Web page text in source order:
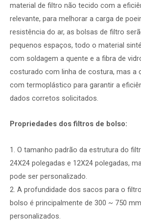
material de filtro não tecido com a
relevante, para melhorar a carga de
resistência do ar, as bolsas de filtro
pequenos espaços, todo o material
com soldagem a quente e a fibra de
costurado com linha de costura, mas a
com termoplástico para garantir a
dados corretos solicitados.
Propriedades dos filtros de bolso:
1. O tamanho padrão da estrutura do
24X24 polegadas e 12X24 polegadas,
pode ser personalizado.
2. A profundidade dos sacos para o
bolso é principalmente de 300 ~ 750
personalizados.